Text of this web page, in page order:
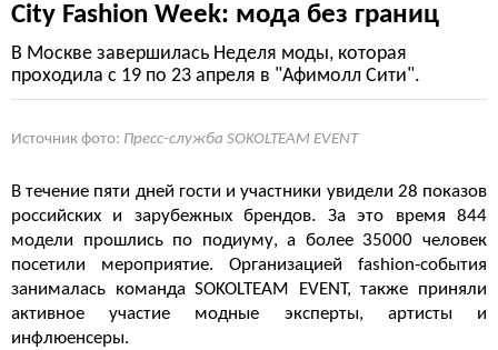
City Fashion Week: мода без границ
В Москве завершилась Неделя моды, которая
проходила с 19 по 23 апреля в "Афимолл Сити".
Источник фото: Пресс-служба SOKOLTEAM EVENT
В течение пяти дней гости и участники увидели 28 показов
российских и зарубежных брендов. За это время 844
модели прошлись по подиуму, а более 35000 человек
посетили мероприятие. Организацией fashion-события
занималась команда SOKOLTEAM EVENT, также приняли
активное участие модные эксперты, артисты и
инфлюенсеры.